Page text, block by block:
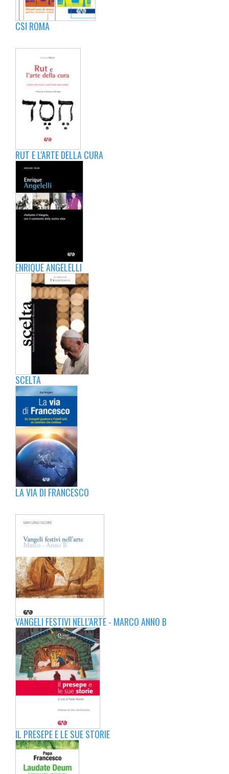
CSI ROMA
RUT E L'ARTE DELLA CURA
ENRIQUE ANGELELLI
SCELTA
LA VIA DI FRANCESCO
VANGELI FESTIVI NELL'ARTE - MARCO ANNO B
IL PRESEPE E LE SUE STORIE